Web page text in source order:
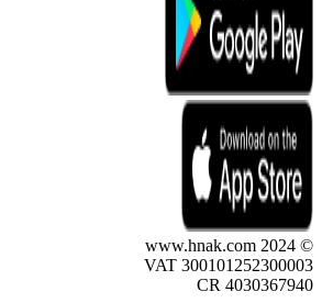
© 2024 www.hnak.com
VAT 300101252300003
CR 4030367940